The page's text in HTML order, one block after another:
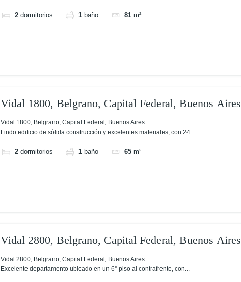
2 dormitorios 1 baño 81 m²
Vidal 1800, Belgrano, Capital Federal, Buenos Aires
Vidal 1800, Belgrano, Capital Federal, Buenos Aires
Lindo edificio de sólida construcción y excelentes materiales, con 24...
2 dormitorios 1 baño 65 m²
Vidal 2800, Belgrano, Capital Federal, Buenos Aires
Vidal 2800, Belgrano, Capital Federal, Buenos Aires
Excelente departamento ubicado en un 6° piso al contrafrente, con...